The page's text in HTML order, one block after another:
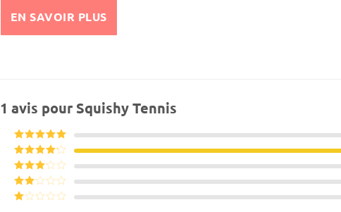
EN SAVOIR PLUS
1 avis pour Squishy Tennis
Note5sur
5
Note4
sur 5
Note3
sur 5
Note